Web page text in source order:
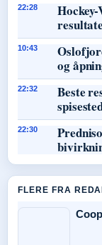
22:28
10:43
og
22:32
Beste
22:30
FLERE FRA